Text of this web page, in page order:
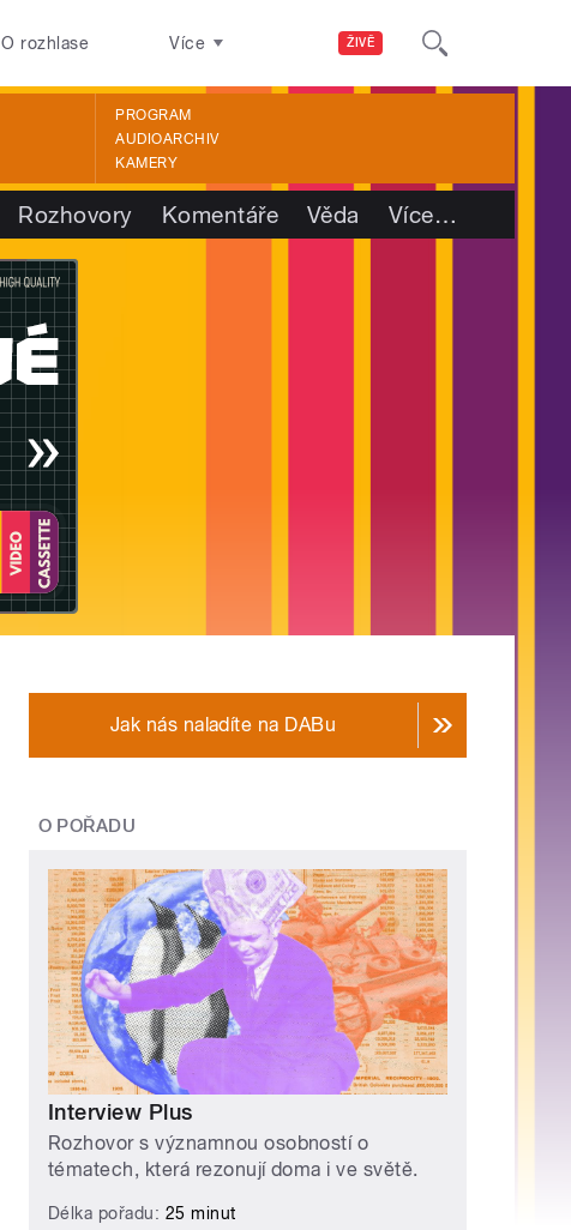
ŽIVĚ
O rozhlase Více
PROGRAM
AUDIOARCHIV
KAMERY
Rozhovory Komentáře Věda Více…
Jak nás naladíte na DABu
O POŘADU
Interview Plus
Rozhovor s významnou osobností o
tématech, která rezonují doma i ve světě.
Délka pořadu: 25 minut